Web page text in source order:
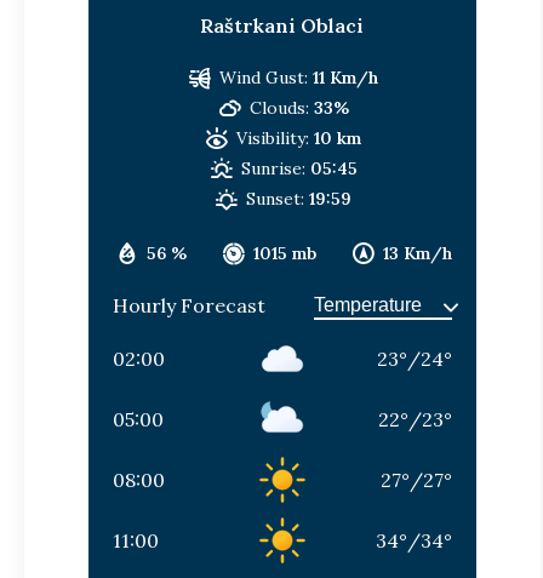
Raštrkani Oblaci
56 % 1015 mb 13 Km/h
Wind Gust: 11 Km/h
Clouds: 33%
Visibility: 10 km
Sunrise: 05:45
Sunset: 19:59
Hourly Forecast
02:00 23° /24°
05:00 22° /23°
08:00 27° /27°
11:00 34° /34°